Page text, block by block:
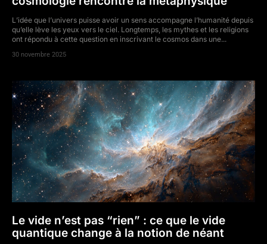
L’idée que l’univers puisse avoir un sens accompagne l’humanité depuis
qu’elle lève les yeux vers le ciel. Longtemps, les mythes et les religions
ont répondu à cette question en inscrivant le cosmos dans une...
30 novembre 2025
Le vide n’est pas “rien” : ce que le vide
quantique change à la notion de néant